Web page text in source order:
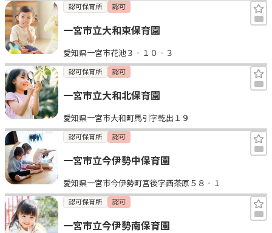
認可保育所 認可
一宮市立大和東保育園
愛知県一宮市花池３‐１０‐３
認可保育所 認可
一宮市立大和北保育園
愛知県一宮市大和町馬引字乾出１９
認可保育所 認可
一宮市立今伊勢中保育園
愛知県一宮市今伊勢町宮後字西茶原５８‐１
認可保育所 認可
一宮市立今伊勢南保育園